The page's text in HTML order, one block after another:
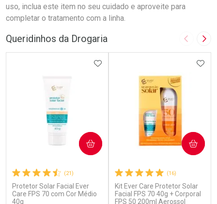
uso, inclua este item no seu cuidado e aproveite para
completar o tratamento com a linha.
Queridinhos da Drogaria Imagem
(21)
Protetor Solar Facial Ever
Care FPS 70 com Cor Médio
40g
ADICIONAR AOS FAVORITOS
COMPRAR
(16)
Kit Ever Care Protetor Solar
Facial FPS 70 40g + Corporal
FPS 50 200ml Aerossol
COMPRAR